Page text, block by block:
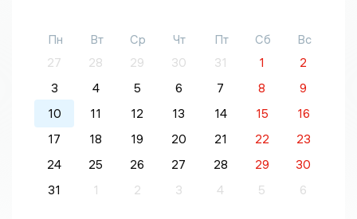
Пн Вт Ср Чт Пт Сб
Вс
27
28 29 30 31 1
2
3
4 5 6 7 8
9
10
11 12 13 14 15
16
17
18 19 20 21 22
23
24
25 26 27 28 29
30
31
1 2 3 4 5 6